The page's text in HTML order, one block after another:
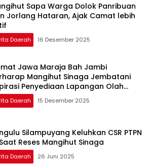
Sapa Warga Dolok Panribuan
Jorlang Hataran, Ajak Camat lebih
Daerah 16 Desember 2025
Jawa Maraja Bah Jambi
Mangihut Sinaga Jembatani
Penyediaan Lapangan Olah
Daerah 15 Desember 2025
Silampuyang Keluhkan CSR PTPN
Reses Mangihut Sinaga
Daerah 26 Juni 2025